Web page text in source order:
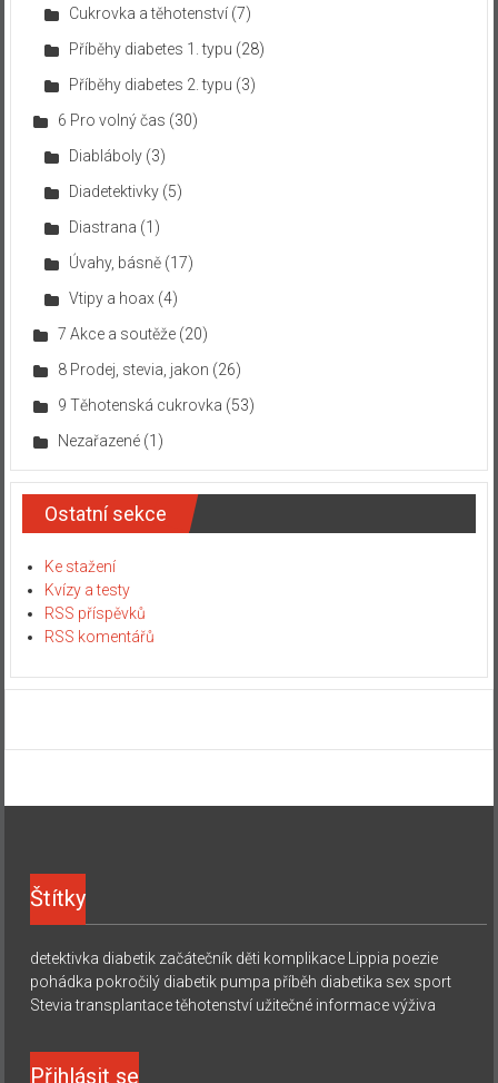
Cukrovka a těhotenství(7)
Příběhy diabetes 1. typu (28)
Příběhy diabetes 2. typu (3)
6 Pro volný čas (30)
Diabláboly(3)
Diadetektivky(5)
Diastrana (1)
Úvahy, básně(17)
Vtipy a hoax (4)
7 Akce a soutěže(20)
8 Prodej, stevia, jakon (26)
9 Těhotenská cukrovka (53)
Nezařazené(1)
Ostatní sekce
Ke stažení
Kvízy a testy
RSS příspěvků
RSS komentářů
Štítky
detektivka diabetik začátečník děti komplikace Lippia poezie
pohádka pokročilý diabetik pumpa příběh diabetika sex sport
Stevia transplantace těhotenství užitečné informace výživa
Přihlásit se